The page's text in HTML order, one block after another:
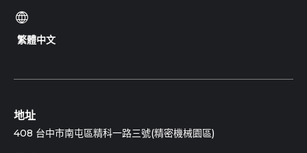
繁體中文
地址
408 台中市南屯區精科一路三號(精密機械園區)